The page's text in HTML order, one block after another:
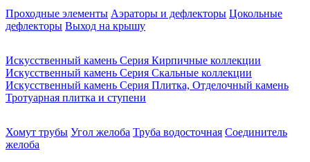
Проходные элементы Аэраторы и дефлекторы Цокольные
дефлекторы Выход на крышу
Искусственный камень Серия Кирпичные коллекции
Искусственный камень Серия Скальные коллекции
Искусственный камень Серия Плитка, Отделочный камень
Тротуарная плитка и ступени
Хомут трубы Угол желоба Труба водосточная Соединитель
желоба